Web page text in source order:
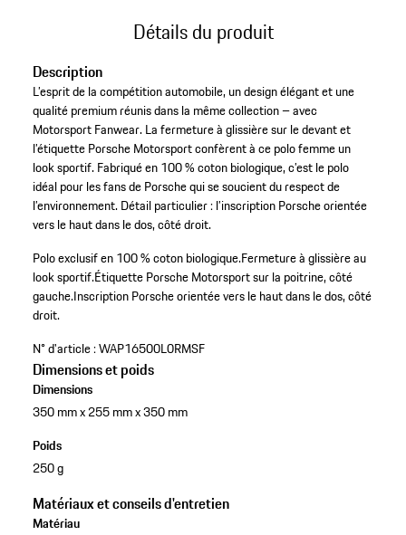
Détails du produit
Description
L’esprit de la compétition automobile, un design élégant et une
qualité premium réunis dans la même collection – avec
Motorsport Fanwear. La fermeture à glissière sur le devant et
l’étiquette Porsche Motorsport confèrent à ce polo femme un
look sportif. Fabriqué en 100 % coton biologique, c’est le polo
idéal pour les fans de Porsche qui se soucient du respect de
l’environnement. Détail particulier : l’inscription Porsche orientée
vers le haut dans le dos, côté droit.
Polo exclusif en 100 % coton biologique.Fermeture à glissière au
look sportif.Étiquette Porsche Motorsport sur la poitrine, côté
gauche.Inscription Porsche orientée vers le haut dans le dos, côté
droit.
N° d'article :WAP16500L0RMSF
Dimensions et poids
Dimensions
350 mm x 255 mm x 350 mm
Poids
250 g
Matériaux et conseils d'entretien
Matériau